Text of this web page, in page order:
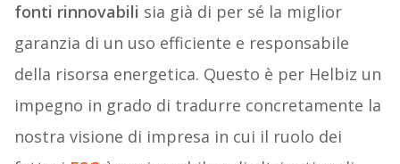
fonti rinnovabili sia già di per sé la miglior
garanzia di un uso efficiente e responsabile
della risorsa energetica. Questo è per Helbiz un
impegno in grado di tradurre concretamente la
nostra visione di impresa in cui il ruolo dei